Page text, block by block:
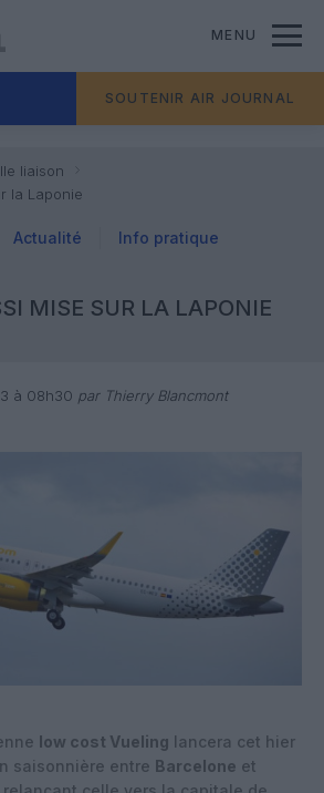
MENU
SOUTENIR AIR JOURNAL
liaison
la Laponie
Actualité
Info pratique
MISE SUR LA LAPONIE
à 08h30 par Thierry Blancmont
low cost Vueling lancera cet hier
saisonnière entre Barcelone et